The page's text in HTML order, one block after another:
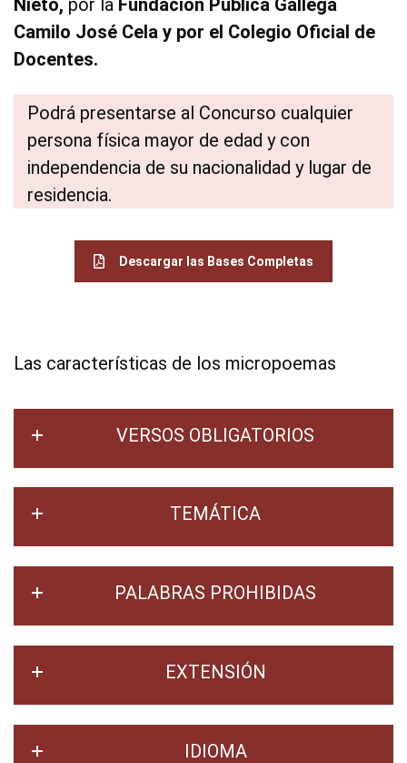
Nieto, por la Fundación Pública Gallega
Camilo José Cela y por el Colegio Oficial de
Docentes.
Podrá presentarse al Concurso cualquier
persona física mayor de edad y con
independencia de su nacionalidad y lugar de
residencia.
Descargar las Bases Completas
Las características de los micropoemas
VERSOS OBLIGATORIOS
TEMÁTICA
PALABRAS PROHIBIDAS
EXTENSIÓN
IDIOMA